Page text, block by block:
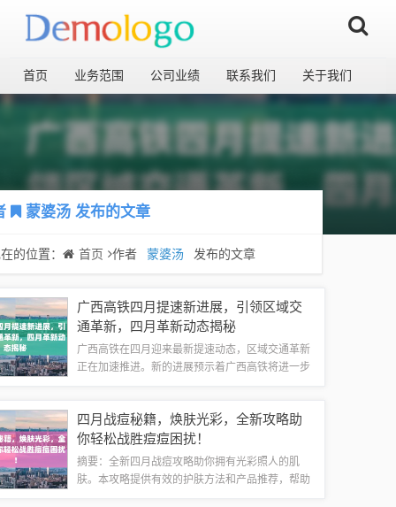
首页 业务范围 公司业绩 联系我们 关于我们
蒙婆汤发布的文章
的位置： 首页 作者 蒙婆汤 发布的文章
广西高铁四月提速新进展，引领区域交
通革新，四月革新动态揭秘
广西高铁在四月迎来最新提速动态，区域交通革新
正在加速推进。新的进展预示着广西高铁将进一步
当地经济发展和旅游业繁荣注入新的活力。广...
四月战痘秘籍，焕肤光彩，全新攻略助
你轻松战胜痘痘困扰！
摘要：全新四月战痘攻略助你拥有光彩照人的肌
肤。本攻略提供有效的护肤方法和产品推荐，帮助